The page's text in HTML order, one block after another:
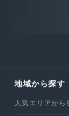
地域から探す
人気エリアから